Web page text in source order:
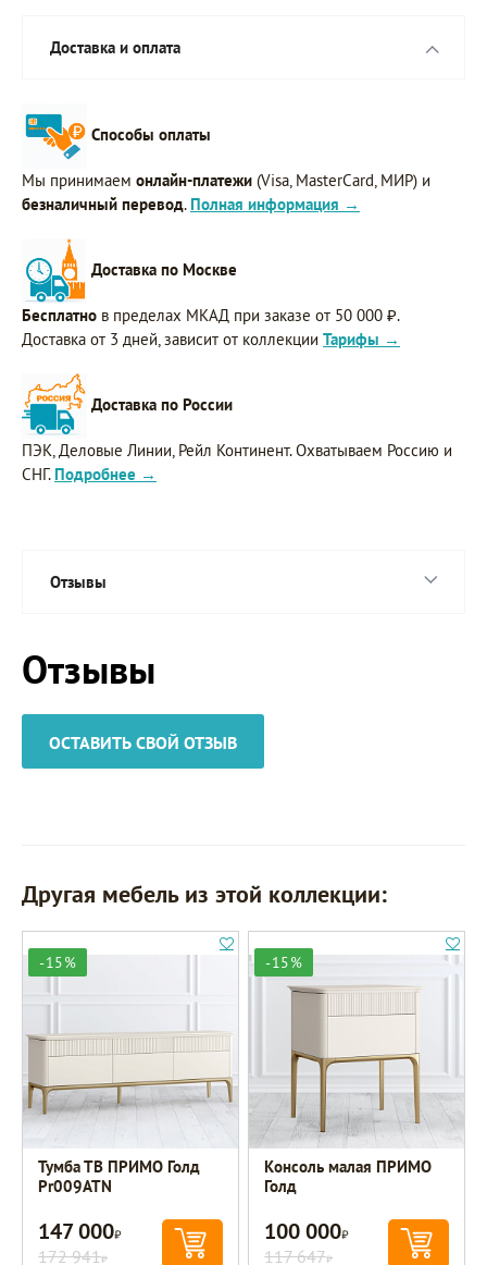
Доставка и оплата
Способы оплаты
Мы принимаем онлайн-платежи (Visa, MasterCard, МИР) и
безналичный перевод. Полная информация →
Доставка по Москве
Бесплатно в пределах МКАД при заказе от 50 000 ₽.
Доставка от 3 дней, зависит от коллекции Тарифы →
Доставка по России
ПЭК, Деловые Линии, Рейл Континент. Охватываем Россию и
СНГ. Подробнее →
Отзывы
Отзывы
ОСТАВИТЬ СВОЙ ОТЗЫВ
Другая мебель из этой коллекции:
-15%
Тумба ТВ ПРИМО Голд
Pr009ATN
147 000Р
172 941Р
-15%
Консоль малая ПРИМО
Голд
100 000Р
117 647Р